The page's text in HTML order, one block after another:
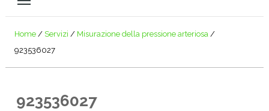
Home / Servizi / Misurazione della pressione arteriosa /
923536027
923536027